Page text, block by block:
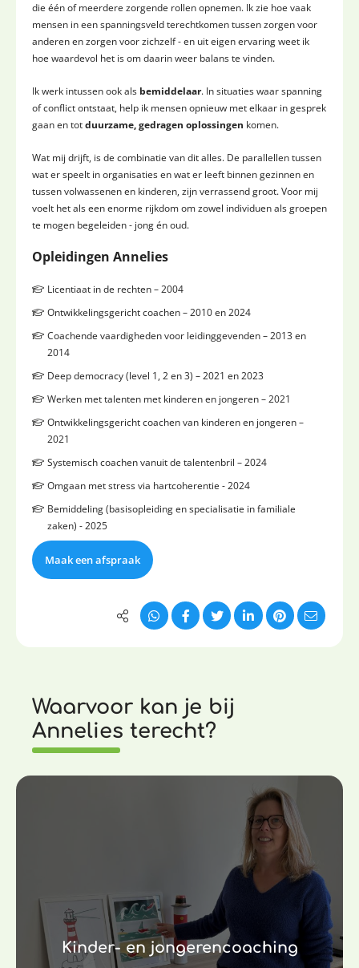
die één of meerdere zorgende rollen opnemen. Ik zie hoe vaak
mensen in een spanningsveld terechtkomen tussen zorgen voor
anderen en zorgen voor zichzelf - en uit eigen ervaring weet ik
hoe waardevol het is om daarin weer balans te vinden.
Ik werk intussen ook als bemiddelaar. In situaties waar spanning
of conflict ontstaat, help ik mensen opnieuw met elkaar in gesprek
gaan en totduurzame, gedragen oplossingen komen.
Wat mij drijft, is de combinatie van dit alles. De parallellen tussen
wat er speelt in organisaties en wat er leeft binnen gezinnen en
tussen volwassenen en kinderen, zijn verrassend groot. Voor mij
voelt het als een enorme rijkdom om zowel individuen als groepen
te mogen begeleiden - jong én oud.
Opleidingen Annelies
Licentiaat in de rechten – 2004
Ontwikkelingsgericht coachen – 2010 en 2024
Coachende vaardigheden voor leidinggevenden – 2013 en
2014
Deep democracy (level 1, 2 en 3) – 2021 en 2023
Werken met talenten met kinderen en jongeren – 2021
Ontwikkelingsgericht coachen van kinderen en jongeren –
2021
Systemisch coachen vanuit de talentenbril – 2024
Omgaan met stress via hartcoherentie - 2024
Bemiddeling (basisopleiding en specialisatie in familiale
zaken) - 2025
Maak een afspraak
Waarvoor kan je bij
Annelies terecht?
Kinder- en jongerencoaching